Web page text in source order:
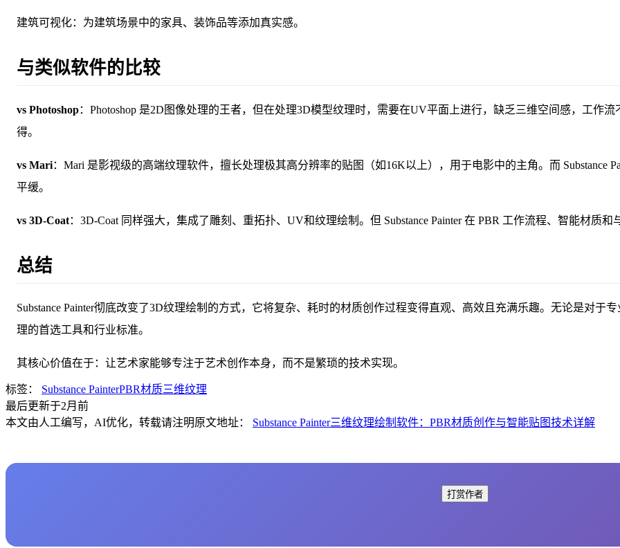
建筑可视化：为建筑场景中的家具、装饰品等添加真实感。
与类似软件的比较
vs Photoshop：Photoshop 是2D图像处理的王者，但在处理3D模型纹理时，需要在UV平面上进行，缺乏三维空间感，工作流
得。
vs Mari：Mari 是影视级的高端纹理软件，擅长处理极其高分辨率的贴图（如16K以上），用于电影中的主角。而 Substance
平缓。
vs 3D-Coat：3D-Coat 同样强大，集成了雕刻、重拓扑、UV和纹理绘制。但 Substance Painter 在 PBR 工作流程、智能材质
总结
Substance Painter彻底改变了3D纹理绘制的方式，它将复杂、耗时的材质创作过程变得直观、高效且充满乐趣。无论是对于
理的首选工具和行业标准。
其核心价值在于：让艺术家能够专注于艺术创作本身，而不是繁琐的技术实现。
标签： Substance PainterPBR材质三维纹理
最后更新于2月前
本文由人工编写，AI优化，转载请注明原文地址： Substance Painter三维纹理绘制软件：PBR材质创作与智能贴图技术详解
打赏作者